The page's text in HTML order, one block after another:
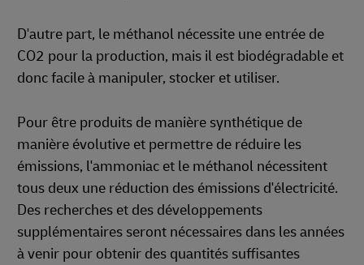
D'autre part, le méthanol nécessite une entrée de
CO2 pour la production, mais il est biodégradable et
donc facile à manipuler, stocker et utiliser.
Pour être produits de manière synthétique de
manière évolutive et permettre de réduire les
émissions, l'ammoniac et le méthanol nécessitent
tous deux une réduction des émissions d'électricité.
Des recherches et des développements
supplémentaires seront nécessaires dans les années
à venir pour obtenir des quantités suffisantes